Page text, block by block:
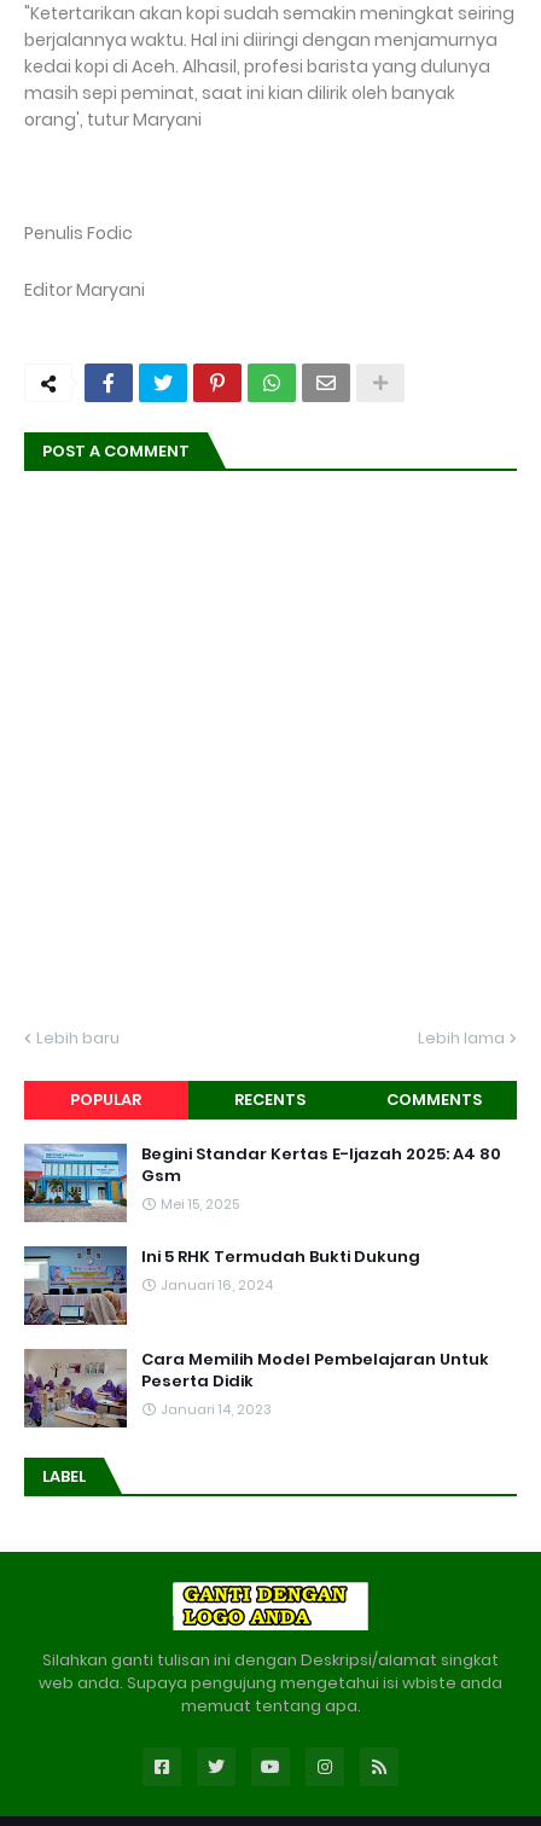
"Ketertarikan akan kopi sudah semakin meningkat seiring
berjalannya waktu. Hal ini diiringi dengan menjamurnya
kedai kopi di Aceh. Alhasil, profesi barista yang dulunya
masih sepi peminat, saat ini kian dilirik oleh banyak
orang', tutur Maryani
Penulis Fodic
Editor Maryani
POST A COMMENT
Lebih baru Lebih lama
POPULAR RECENTS COMMENTS
Begini Standar Kertas E-Ijazah 2025: A4 80
Gsm
Mei 15, 2025
Ini 5 RHK Termudah Bukti Dukung
Januari 16, 2024
Cara Memilih Model Pembelajaran Untuk
Peserta Didik
Januari 14, 2023
LABEL
Silahkan ganti tulisan ini dengan Deskripsi/alamat singkat
web anda. Supaya pengujung mengetahui isi wbiste anda
memuat tentang apa.